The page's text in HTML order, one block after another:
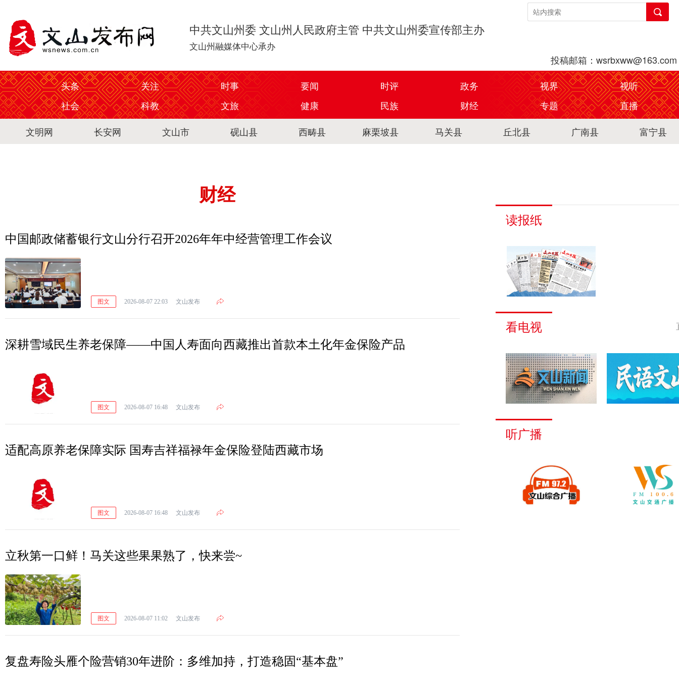
中共文山州委 文山州人民政府主管 中共文山州委宣传部主办
文山州融媒体中心承办
投稿邮箱：wsrbxww@163.com
头条
关注 时事 要闻 时评 政务 视界
视听
社会
科教 文旅 健康 民族 财经 专题
直播
文明网
长安网 文山市 砚山县 西畴县 麻栗坡县 马关县 丘北县 广南县 富宁县
财经
中国邮政储蓄银行文山分行召开2026年年中经营管理工作会议
图文 2026-08-07 22:03 文山发布
深耕雪域民生养老保障——中国人寿面向西藏推出首款本土化年金保险产品
图文 2026-08-07 16:48 文山发布
适配高原养老保障实际 国寿吉祥福禄年金保险登陆西藏市场
图文 2026-08-07 16:48 文山发布
立秋第一口鲜！马关这些果果熟了，快来尝~
图文 2026-08-07 11:02 文山发布
复盘寿险头雁个险营销30年进阶：多维加持，打造稳固“基本盘”
读报纸
看电视
听广播